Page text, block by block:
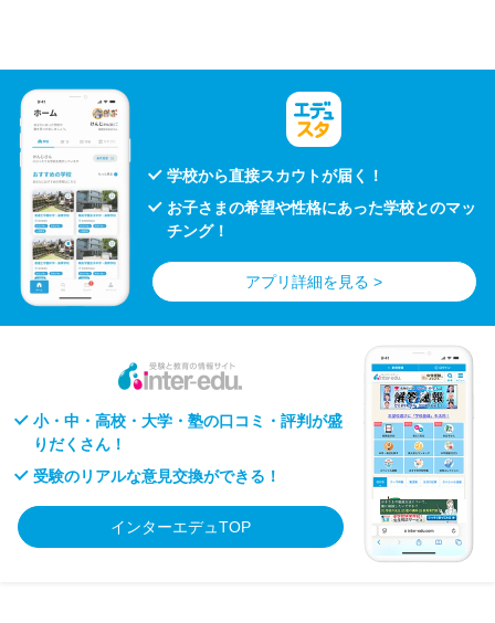
学校から直接スカウトが届く！
お子さまの希望や性格にあった学校とのマッ
チング！
アプリ詳細を見る >
小・中・高校・大学・塾の口コミ・評判が盛
りだくさん！
受験のリアルな意見交換ができる！
インターエデュTOP